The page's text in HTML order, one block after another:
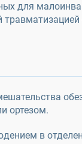
для
ортезом.
в